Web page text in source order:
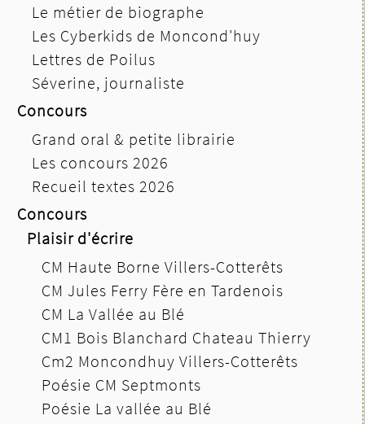
Le métier de biographe
Les Cyberkids de Moncond'huy
Lettres de Poilus
Séverine, journaliste
Concours
Grand oral & petite librairie
Les concours 2026
Recueil textes 2026
Concours
Plaisir d'écrire
CM Haute Borne Villers-Cotterêts
CM Jules Ferry Fère en Tardenois
CM La Vallée au Blé
CM1 Bois Blanchard Chateau Thierry
Cm2 Moncondhuy Villers-Cotterêts
Poésie CM Septmonts
Poésie La vallée au Blé